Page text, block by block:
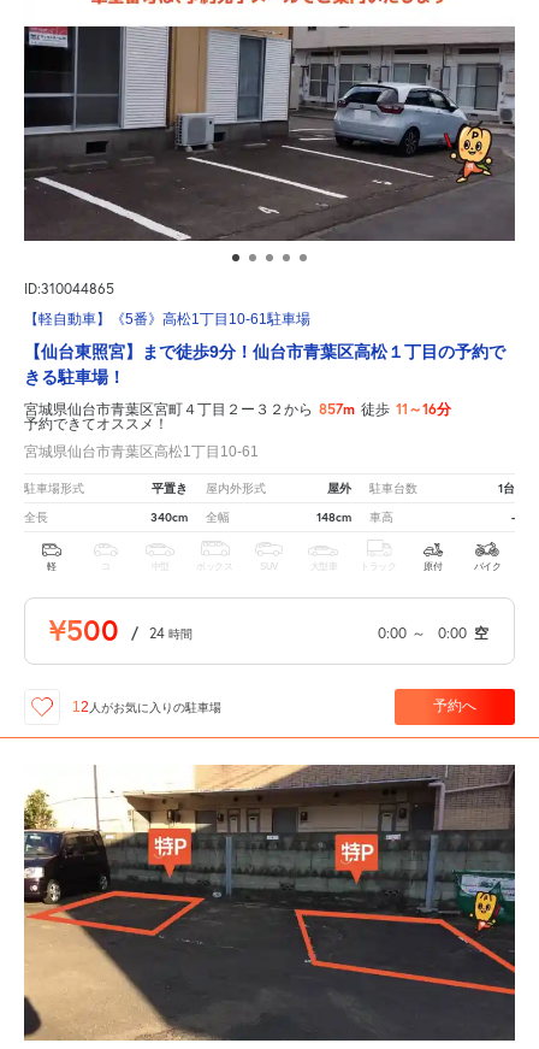
ID:310044865
【軽自動車】《5番》高松1丁目10-61駐車場
【仙台東照宮】まで徒歩9分！仙台市青葉区高松１丁目の予約で
きる駐車場！
宮城県仙台市青葉区宮町４丁目２ー３２から 857m 徒歩 11～16分
予約できてオススメ！
宮城県仙台市青葉区高松1丁目10-61
駐車場形式 平置き 屋内外形式 屋外 駐車台数 1台
全長 340cm 全幅 148cm 車高 -
軽 中型 ボックス SUV 大型車 トラック 原付 バイク
¥500 / 24 時間 0:00 ～ 0:00 空
12 人がお気に入りの駐車場 予約へ